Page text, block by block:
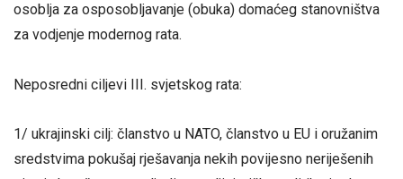
osoblja za osposobljavanje (obuka) domaćeg stanovništva
za vodjenje modernog rata.
Neposredni ciljevi III. svjetskog rata:
1/ ukrajinski cilj: članstvo u NATO, članstvo u EU i oružanim
sredstvima pokušaj rješavanja nekih povijesno neriješenih